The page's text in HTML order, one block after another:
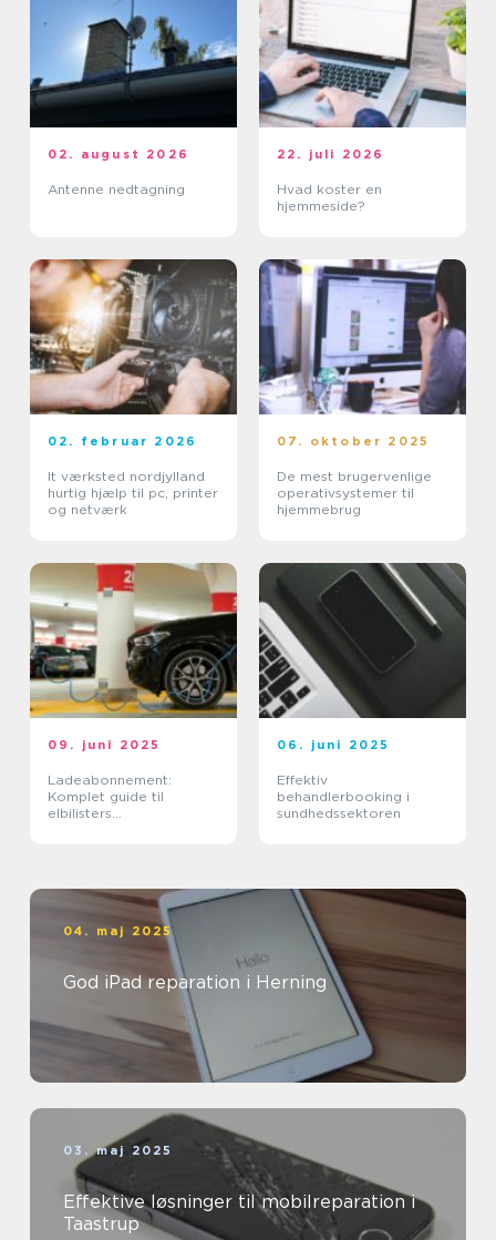
02. august 2026
Antenne nedtagning
22. juli 2026
Hvad koster en
hjemmeside?
02. februar 2026
It værksted nordjylland
hurtig hjælp til pc, printer
og netværk
07. oktober 2025
De mest brugervenlige
operativsystemer til
hjemmebrug
09. juni 2025
Ladeabonnement:
Komplet guide til
elbilisters
06. juni 2025
Effektiv
behandlerbooking i
sundhedssektoren
04. maj 2025
God iPad reparation i Herning
03. maj 2025
Effektive løsninger til mobilreparation i
Taastrup